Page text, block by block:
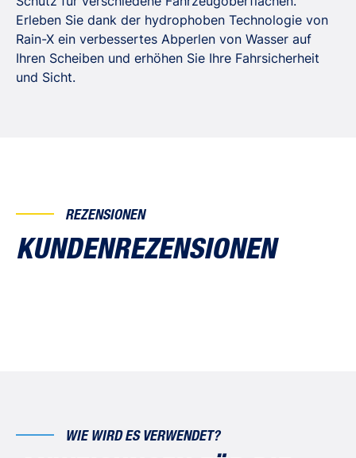
Erleben Sie dank der hydrophoben Technologie von
Rain-X ein verbessertes Abperlen von Wasser auf
Ihren Scheiben und erhöhen Sie Ihre Fahrsicherheit
und Sicht.
REZENSIONEN
KUNDENREZENSIONEN
WIE WIRD ES VERWENDET?